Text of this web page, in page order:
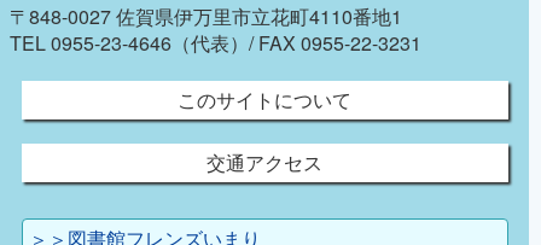
〒848-0027 佐賀県伊万里市立花町4110番地1
TEL 0955-23-4646（代表）/ FAX 0955-22-3231
このサイトについて
交通アクセス
＞＞図書館フレンズいまり